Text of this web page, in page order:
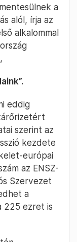
a
alól, írja az
alkalommal
eddig
szerint az
kezdete
európai
az ENSZ-
Szervezet
a
225 ezret is